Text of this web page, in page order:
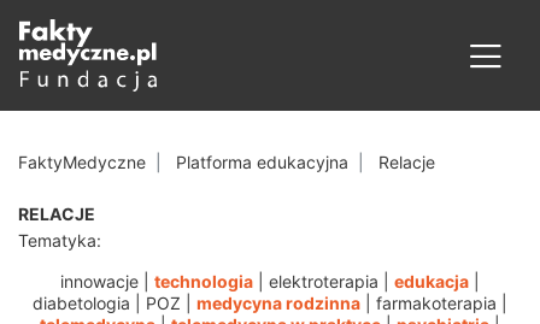
FaktyMedyczne Platforma edukacyjna Relacje
RELACJE
Tematyka:
innowacje
technologia elektroterapia edukacja
diabetologia
POZ medycyna rodzinna farmakoterapia